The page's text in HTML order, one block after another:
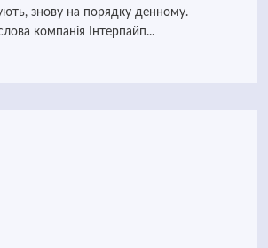
знову на порядку денному.
компанія Інтерпайп...